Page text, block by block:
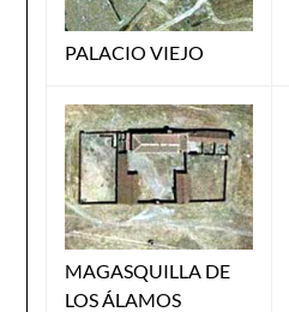
PALACIO VIEJO
MAGASQUILLA DE
LOS ÁLAMOS